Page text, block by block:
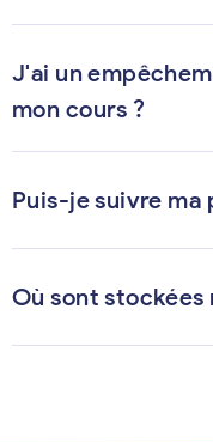
J'ai un
mon cours ?
Puis-je suivre ma
Où sont stockées